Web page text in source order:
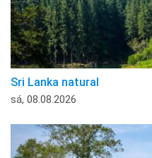
Sri Lanka natural
sá, 08.08.2026